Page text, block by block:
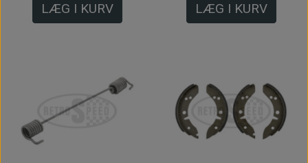
LÆG I KURV LÆG I KURV